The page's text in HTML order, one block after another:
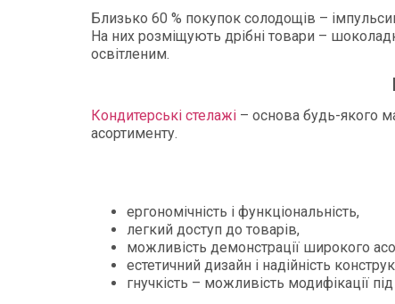
Близько 60 % покупок солодощів –
На них розміщують дрібні товари –
освітленим.
Кондитерські стелажі – основа будь-якого
асортименту.
ергономічність і функціональність,
легкий доступ до товарів,
можливість демонстрації широкого
естетичний дизайн і надійність
гнучкість – можливість модифікації